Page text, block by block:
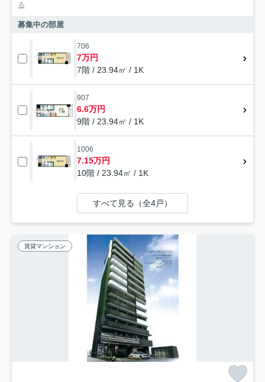
る
募集中の部屋
706
7万円
7階 / 23.94㎡ / 1K
907
6.6万円
9階 / 23.94㎡ / 1K
1006
7.15万円
10階 / 23.94㎡ / 1K
すべて見る（全4戸）
賃貸マンション